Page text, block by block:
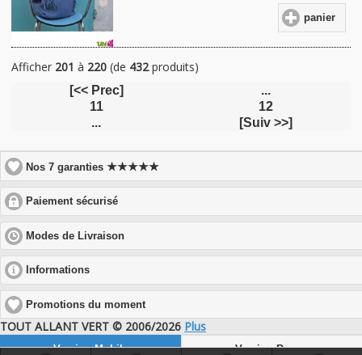
panier
Afficher 201 à 220 (de 432produits)
[<< Prec]
...
11
12
...
[Suiv >>]
Nos 7 garanties★★★★★
Paiement sécurisé
to
expand
contents
Modes de Livraison
to
Informations
to
expand
contents
Promotions du moment
TOUT ALLANT VERT © 2006/2026 Plus
Version Mobile Version Bureau